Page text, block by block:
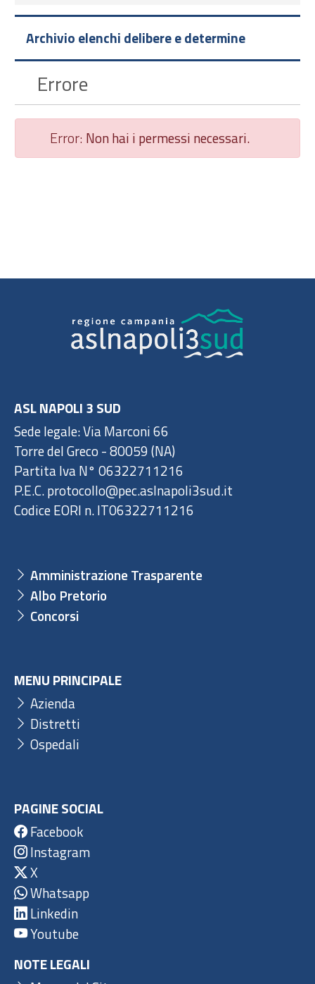
Archivio elenchi delibere e determine
Errore
Error: Non hai i permessi necessari.
ASL NAPOLI 3 SUD
Sede legale: Via Marconi 66
Torre del Greco - 80059 (NA)
Partita Iva N° 06322711216
P.E.C. protocollo@pec.aslnapoli3sud.it
Codice EORI n. IT06322711216
Amministrazione Trasparente
Albo Pretorio
Concorsi
MENU PRINCIPALE
Azienda
Distretti
Ospedali
PAGINE SOCIAL
Facebook
Instagram
X
Whatsapp
Linkedin
Youtube
NOTE LEGALI